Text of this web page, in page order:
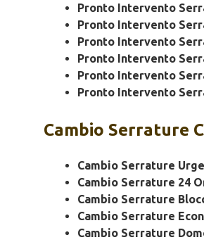
Pronto Intervento
Pronto Intervento
Pronto Intervento
Pronto Intervento
Pronto Intervento
Pronto Intervento
Cambio Serrature
Cambio Serrature
Cambio Serrature 24
Cambio Serrature
Cambio Serrature
Cambio Serrature